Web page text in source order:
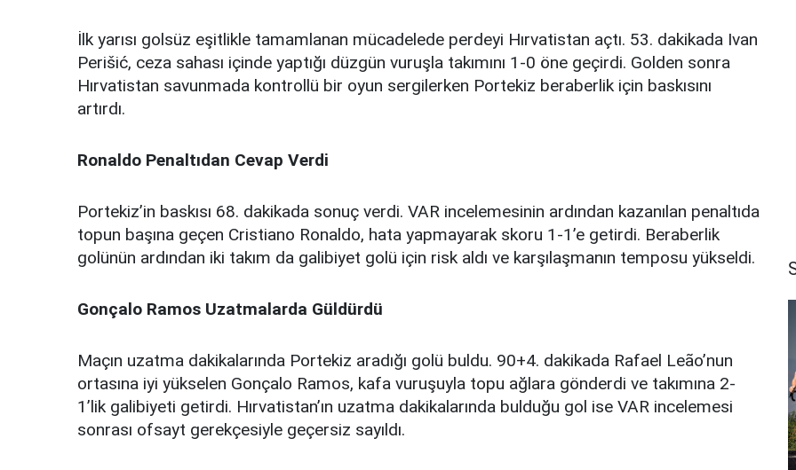
İlk yarısı golsüz eşitlikle tamamlanan mücadelede perdeyi Hırvatistan açtı. 53. dakikada Ivan
Perišić, ceza sahası içinde yaptığı düzgün vuruşla takımını 1-0 öne geçirdi. Golden sonra
Hırvatistan savunmada kontrollü bir oyun sergilerken Portekiz beraberlik için baskısını
artırdı.
Ronaldo Penaltıdan Cevap Verdi
Portekiz’in baskısı 68. dakikada sonuç verdi. VAR incelemesinin ardından kazanılan penaltıda
topun başına geçen Cristiano Ronaldo, hata yapmayarak skoru 1-1’e getirdi. Beraberlik
golünün ardından iki takım da galibiyet golü için risk aldı ve karşılaşmanın temposu yükseldi.
Gonçalo Ramos Uzatmalarda Güldürdü
Maçın uzatma dakikalarında Portekiz aradığı golü buldu. 90+4. dakikada Rafael Leão’nun
ortasına iyi yükselen Gonçalo Ramos, kafa vuruşuyla topu ağlara gönderdi ve takımına 2-
1’lik galibiyeti getirdi. Hırvatistan’ın uzatma dakikalarında bulduğu gol ise VAR incelemesi
sonrası ofsayt gerekçesiyle geçersiz sayıldı.